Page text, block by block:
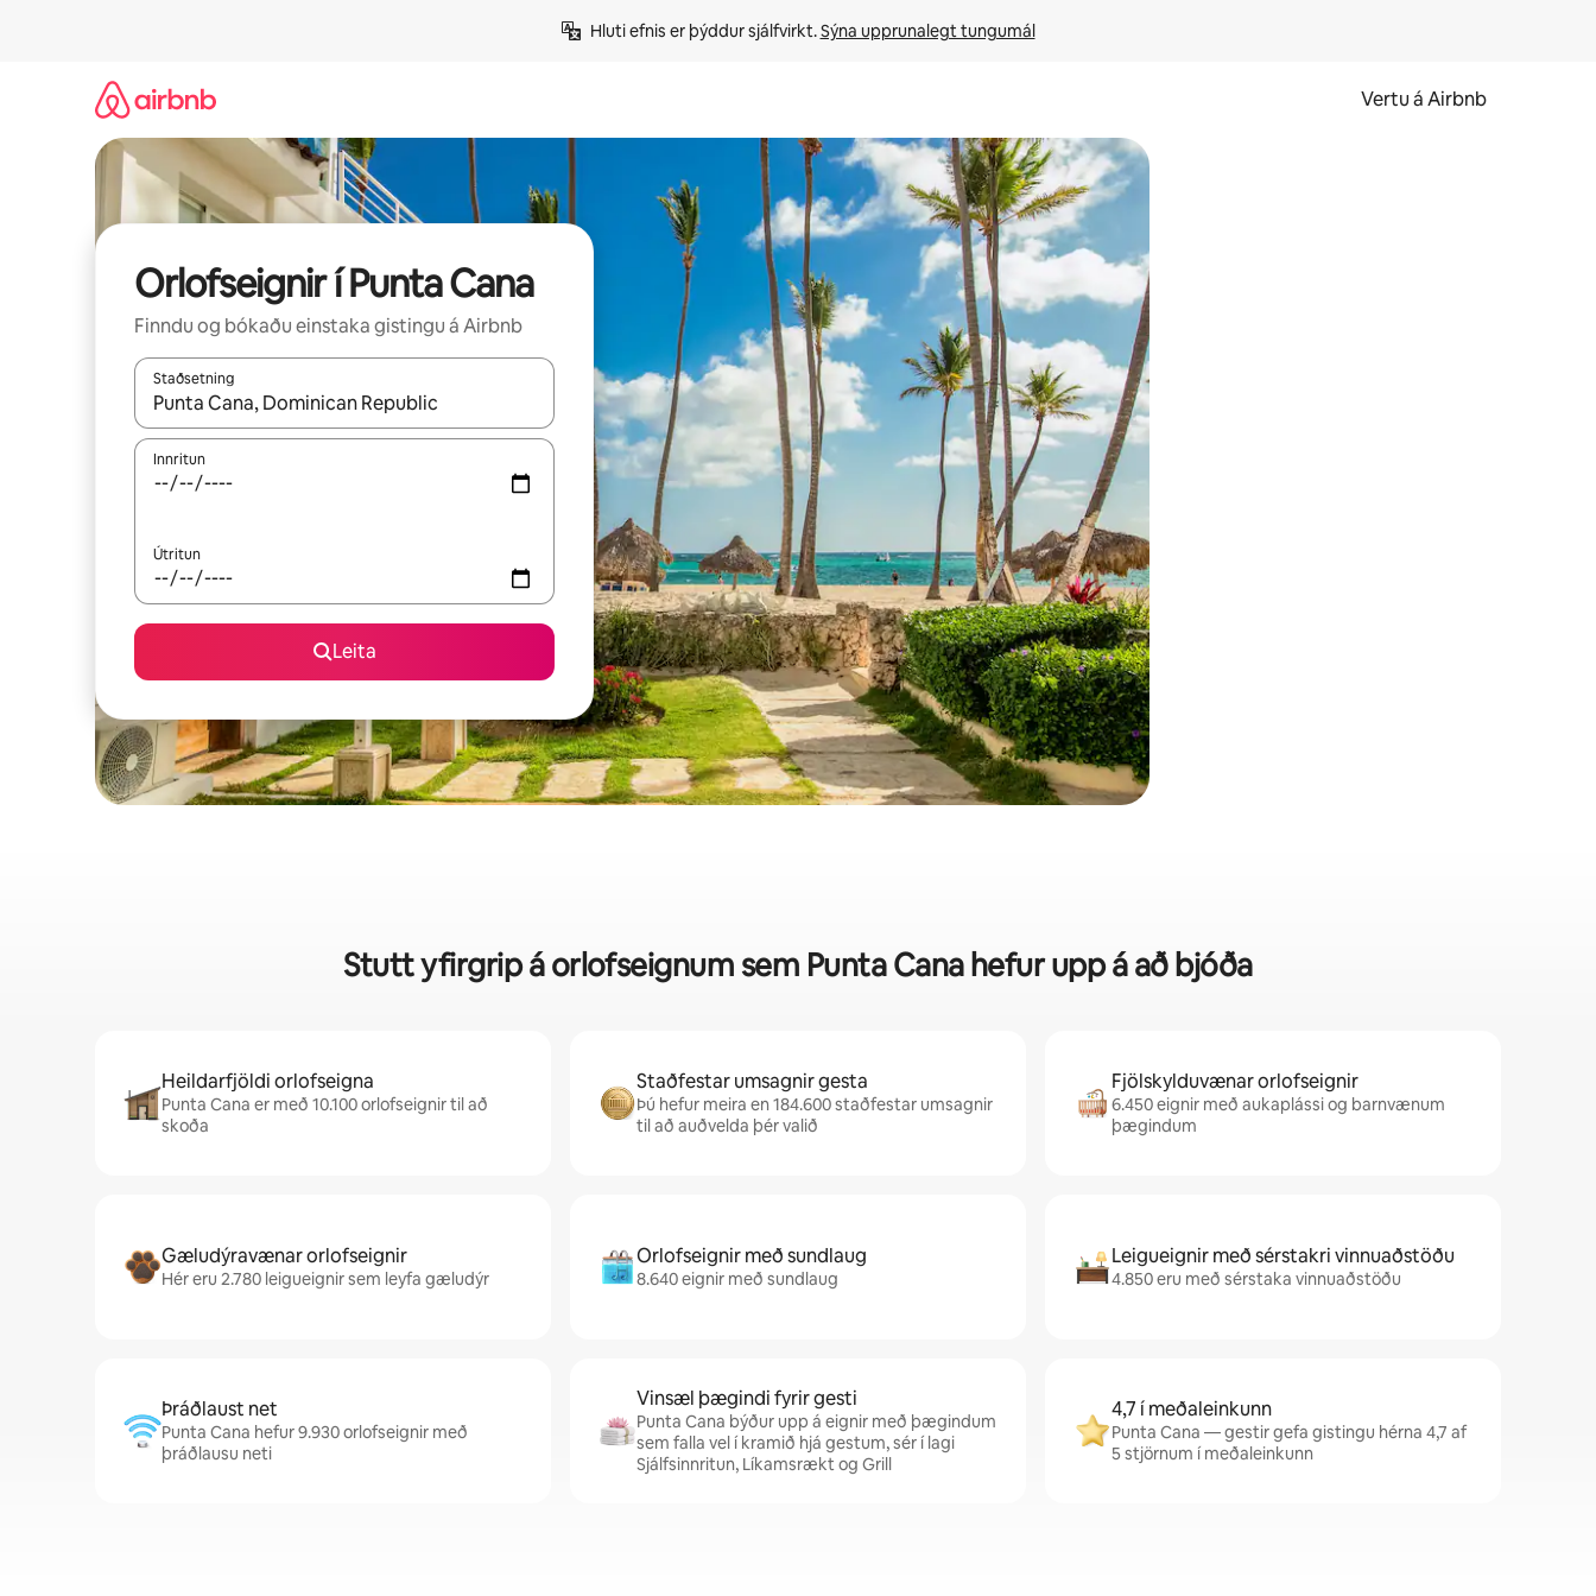
Hluti efnis er þýddur sjálfvirkt. Sýna upprunalegt tungumál
Vertu á Airbnb
Orlofseignir í Punta Cana
Finndu og bókaðu einstaka gistingu á Airbnb
Staðsetning
Þegar niðurstöður liggja fyrir skaltu nota upp og niður örvalyklana eða skoða með því að snerta eða strjúka.
Innritun
Útritun
Leita
Stutt yfirgrip á orlofseignum sem Punta Cana hefur upp á að bjóða
Heildarfjöldi orlofseigna
Punta Cana er með 10.100 orlofseignir til að
skoða
Staðfestar umsagnir gesta
Þú hefur meira en 184.600 staðfestar umsagnir
til að auðvelda þér valið
Fjölskylduvænar orlofseignir
6.450 eignir með aukaplássi og barnvænum
þægindum
Gæludýravænar orlofseignir
Hér eru 2.780 leigueignir sem leyfa gæludýr
Orlofseignir með sundlaug
8.640 eignir með sundlaug
Leigueignir með sérstakri vinnuaðstöðu
4.850 eru með sérstaka vinnuaðstöðu
Þráðlaust net
Punta Cana hefur 9.930 orlofseignir með
þráðlausu neti
Vinsæl þægindi fyrir gesti
Punta Cana býður upp á eignir með þægindum
sem falla vel í kramið hjá gestum, sér í lagi
Sjálfsinnritun, Líkamsrækt og Grill
4,7 í meðaleinkunn
Punta Cana — gestir gefa gistingu hérna 4,7 af
5 stjörnum í meðaleinkunn